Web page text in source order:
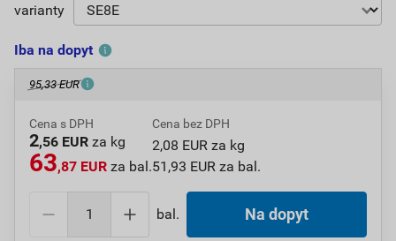
varianty
Iba na dopyt
95,33 EUR
Cena s DPH
2,56 EUR za kg
63,87 EUR za bal.
Cena bez DPH
2,08 EUR za kg
51,93 EUR za bal.
bal. Na dopyt